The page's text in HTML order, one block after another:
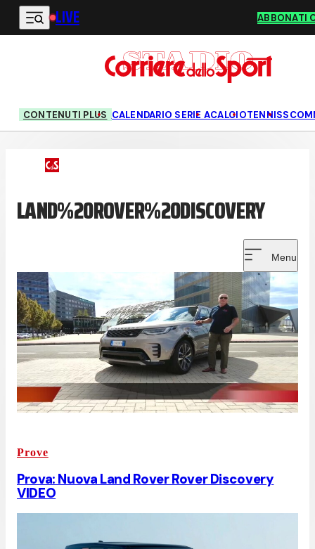
Vai al contenuto principale
LIVE ABBONATI
CONTENUTI PLUS CALENDARIO SERIE ACALCIOTENNIS
LAND%20ROVER%20DISCOVERY
Menu
Prove
Prova: Nuova Land Rover Rover Discovery
VIDEO